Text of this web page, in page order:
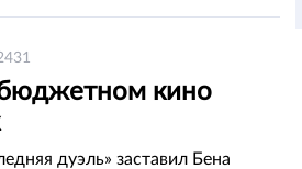
кино
дуэль» заставил Бена